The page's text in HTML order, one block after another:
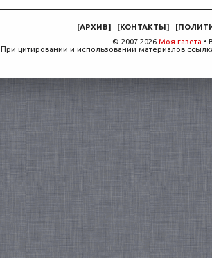
[АРХИВ] [КОНТАКТЫ] [
© 2007-2026 Моя газета •
При цитировании и использовании материалов